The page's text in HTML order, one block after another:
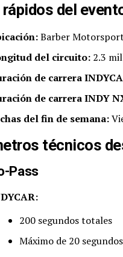
del
Barber
del circuito: 2.3
de carrera
de carrera INDY
del fin de semana:
técnicos
Pass
200 segundos totales
Máximo de 20